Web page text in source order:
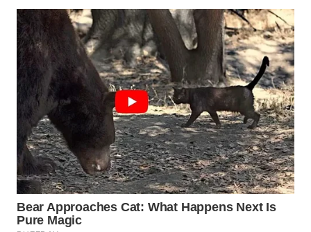
KUNINGAN
WN
MAJALENGKA
WN
SUBANG
WN
SUKABUMI
WN
PURWAKARTA